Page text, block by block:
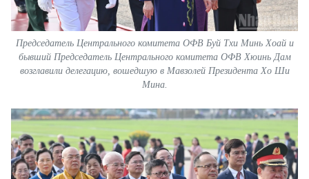
Председатель Центрального комитета ОФВ Буй Тхи Минь Хоай и
бывший Председатель Центрального комитета ОФВ Хюинь Дам
возглавили делегацию, вошедшую в Мавзолей Президента Хо Ши
Мина.